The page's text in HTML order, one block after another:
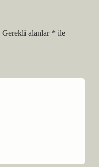
Gerekli alanlar * ile